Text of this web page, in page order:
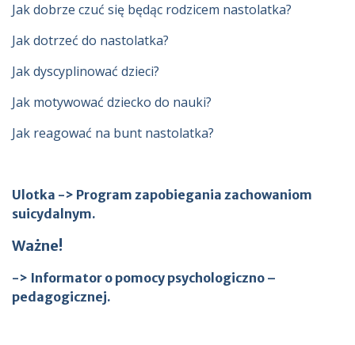
Jak dobrze czuć się będąc rodzicem nastolatka?
Jak dotrzeć do nastolatka?
Jak dyscyplinować dzieci?
Jak motywować dziecko do nauki?
Jak reagować na bunt nastolatka?
Ulotka -> Program zapobiegania zachowaniom
suicydalnym.
Ważne!
-> Informator o pomocy psychologiczno –
pedagogicznej.